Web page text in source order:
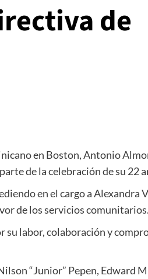
de
en Boston, Antonio
de la celebración de su 22
en el cargo a Alexandra
de los servicios comunitarios.
labor, colaboración y
“Junior” Pepen, Edward